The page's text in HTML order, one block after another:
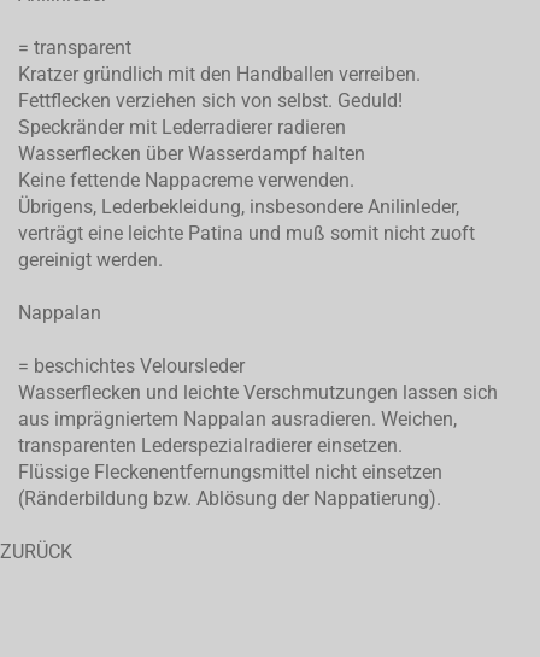
= transparent
Kratzer gründlich mit den Handballen verreiben.
Fettflecken verziehen sich von selbst. Geduld!
Speckränder mit Lederradierer radieren
Wasserflecken über Wasserdampf halten
Keine fettende Nappacreme verwenden.
Übrigens, Lederbekleidung, insbesondere Anilinleder,
verträgt eine leichte Patina und muß somit nicht zuoft
gereinigt werden.
Nappalan
= beschichtes Veloursleder
Wasserflecken und leichte Verschmutzungen lassen sich
aus imprägniertem Nappalan ausradieren. Weichen,
transparenten Lederspezialradierer einsetzen.
Flüssige Fleckenentfernungsmittel nicht einsetzen
(Ränderbildung bzw. Ablösung der Nappatierung).
ZURÜCK